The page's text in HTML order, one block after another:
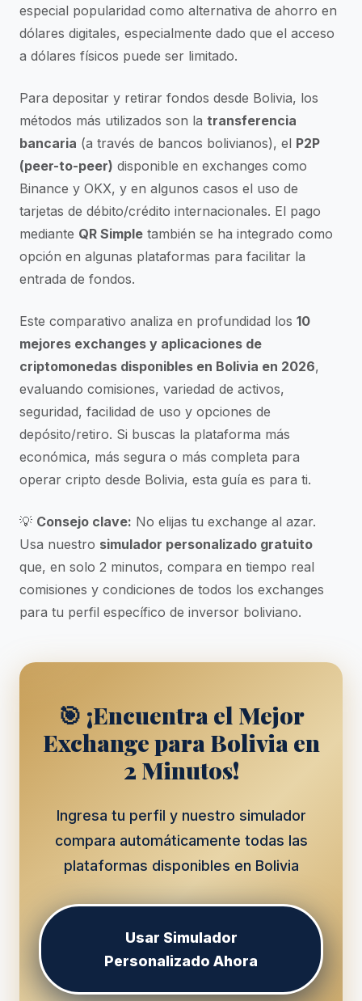
especial popularidad como alternativa de ahorro en
dólares digitales, especialmente dado que el acceso
a dólares físicos puede ser limitado.
Para depositar y retirar fondos desde Bolivia, los
métodos más utilizados son la transferencia
bancaria (a través de bancos bolivianos), el P2P
(peer-to-peer) disponible en exchanges como
Binance y OKX, y en algunos casos el uso de
tarjetas de débito/crédito internacionales. El pago
mediante QR Simple también se ha integrado como
opción en algunas plataformas para facilitar la
entrada de fondos.
Este comparativo analiza en profundidad los 10
mejores exchanges y aplicaciones de
criptomonedas disponibles en Bolivia en 2026,
evaluando comisiones, variedad de activos,
seguridad, facilidad de uso y opciones de
depósito/retiro. Si buscas la plataforma más
económica, más segura o más completa para
operar cripto desde Bolivia, esta guía es para ti.
💡 Consejo clave: No elijas tu exchange al azar.
Usa nuestro simulador personalizado gratuito
que, en solo 2 minutos, compara en tiempo real
comisiones y condiciones de todos los exchanges
para tu perfil específico de inversor boliviano.
🎯 ¡Encuentra el Mejor
Exchange para Bolivia en
2 Minutos!
Ingresa tu perfil y nuestro simulador
compara automáticamente todas las
plataformas disponibles en Bolivia
Usar Simulador
Personalizado Ahora